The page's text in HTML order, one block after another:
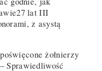
lat III
z asystą
żołnierzy
Sprawiedliwość